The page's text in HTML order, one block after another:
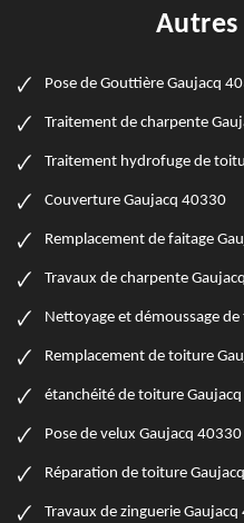
Autres
Pose de Gouttière Gaujacq
Traitement de charpente
Traitement hydrofuge de
Couverture Gaujacq 40330
Remplacement de faitage
Travaux de charpente
Nettoyage et démoussage
Remplacement de toiture
étanchéité de toiture
Pose de velux Gaujacq 40330
Réparation de toiture
Travaux de zinguerie